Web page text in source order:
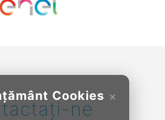
×
Cookies
ne